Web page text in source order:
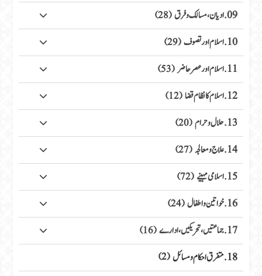
09. ادیان، مسالک وفرق (28)
10. اسلام اور تصوف (29)
11. اسلام اور عصر حاضر (53)
12. اسلام کا نظام قضا (12)
13. حلال وحرام (20)
14. علاج ومعالجہ (27)
15. اسلامی مہینے (72)
16. خواتین واطفال (24)
17. جماعتیں، تحریکیں، ادارے (16)
18. متفرق احکام ومسائل (2)